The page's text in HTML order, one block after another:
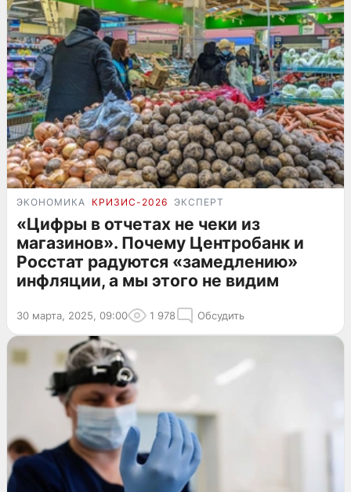
ЭКОНОМИКА КРИЗИС-2026 ЭКСПЕРТ
«Цифры в отчетах не чеки из
магазинов». Почему Центробанк и
Росстат радуются «замедлению»
инфляции, а мы этого не видим
30 марта, 2025, 09:00 1 978 Обсудить